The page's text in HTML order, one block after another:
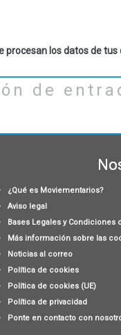
procesan los datos de
de
¿Qué es Moviementarios?
Aviso legal
Bases Legales y Condiciones
Más información sobre las
Noticias al correo
Política de cookies
Política de cookies (UE)
Política de privacidad
Ponte en contacto con